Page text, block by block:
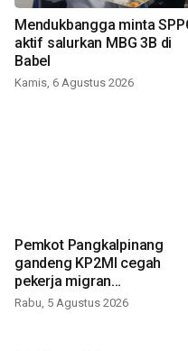
Mendukbangga minta
aktif salurkan MBG 3B di
Babel
Kamis, 6 Agustus 2026
Pemkot Pangkalpinang
gandeng KP2MI cegah
pekerja migran
nonprosedural
Rabu, 5 Agustus 2026